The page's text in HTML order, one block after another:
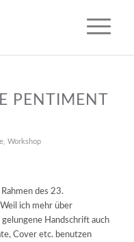
PENTIMENT
, Workshop
des 23.
ich mehr über
Handschrift auch
Cover etc. benutzen